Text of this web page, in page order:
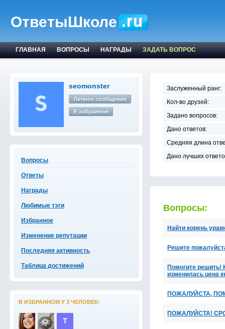
ОтветыШколе
ГЛАВНАЯ ВОПРОСЫ НАГРАДЫ ЗАДАТЬ ВОПРОС
seomonster
Личное сообщение
В избранное
Вопросы
Ответы
Награды
Любимые тэги
Избранное
Изменение репутации
Последняя активность
Таблица достижений
В ИЗБРАННОМ У 3 ЧЕЛОВЕК:
Заслуженный ранг:
Кол-во друзей:
Задано вопросов:
Дано ответов:
Средняя длина
Дано лучших
Вопросы:
Найти корень
Решите
Помогите решить!
изменилась цена
ПОЖАЛУЙСТА,
ПОЖАЛУЙСТА!